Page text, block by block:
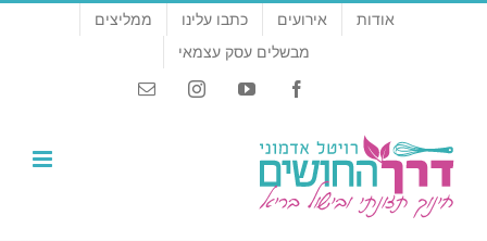
דלג
אודות אירועים כתבו עלינו
ממליצים
מבשלים עסק עצמאי
Facebook
YouTube
Instagram
Email